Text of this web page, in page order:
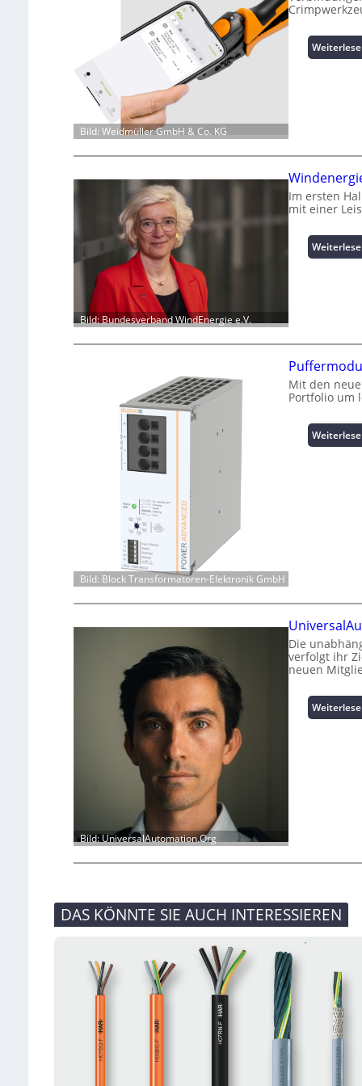
Bild: Weidmüller GmbH & Co. KG
Bild: Bundesverband WindEnergie e.V.
Im ersten
mit einer
Bild: Block Transformatoren-Elektronik GmbH
Mit den
Portfolio um
Bild: UniversalAutomation.Org
Die
verfolgt ihr
neuen
DAS KÖNNTE SIE AUCH INTERESSIEREN